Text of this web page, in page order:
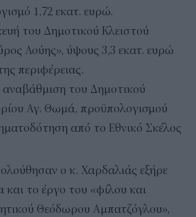
1,72 εκατ. ευρώ.
του Δημοτικού Κλειστού
Λούης», ύψους 3,3 εκατ. ευρώ
περιφέρειας.
αναβάθμιση του Δημοτικού
Αγ. Θωμά, προϋπολογισμού
από το Εθνικό Σκέλος
ο κ. Χαρδαλιάς εξήρε
το έργο του «φίλου και
Θεόδωρου Αμπατζόγλου»,